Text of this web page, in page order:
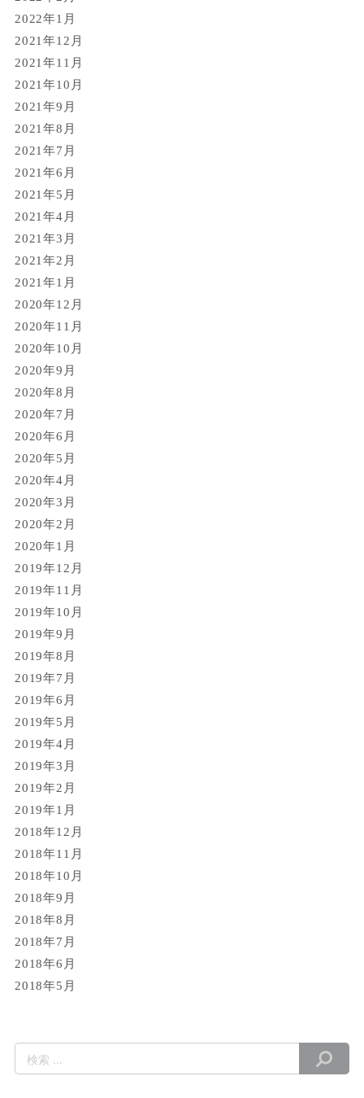
2022年1月
2021年12月
2021年11月
2021年10月
2021年9月
2021年8月
2021年7月
2021年6月
2021年5月
2021年4月
2021年3月
2021年2月
2021年1月
2020年12月
2020年11月
2020年10月
2020年9月
2020年8月
2020年7月
2020年6月
2020年5月
2020年4月
2020年3月
2020年2月
2020年1月
2019年12月
2019年11月
2019年10月
2019年9月
2019年8月
2019年7月
2019年6月
2019年5月
2019年4月
2019年3月
2019年2月
2019年1月
2018年12月
2018年11月
2018年10月
2018年9月
2018年8月
2018年7月
2018年6月
2018年5月